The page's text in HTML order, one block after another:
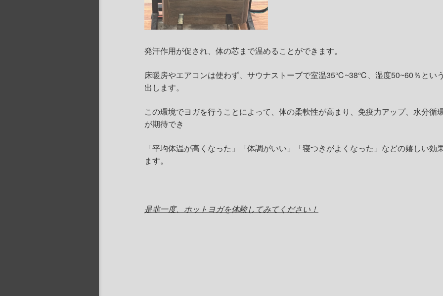
発汗作用が促され、体の芯まで温めることができます。
床暖房やエアコンは使わず、サウナストーブで室温35℃~38℃、湿度50~60％とい
出します。
この環境でヨガを行うことによって、体の柔軟性が高まり、免疫力アップ、水分循
が期待でき
「平均体温が高くなった」「体調がいい」「寝つきがよくなった」などの嬉しい効
ます。
是非一度、ホットヨガを体験してみてください！